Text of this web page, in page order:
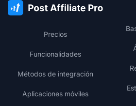
Precios
Funcionalidades
Métodos de integración
Aplicaciones móviles